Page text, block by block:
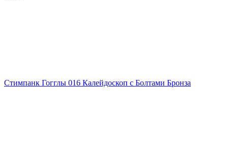
Стимпанк Гогглы 016 Калейдоскоп с Болтами Бронза